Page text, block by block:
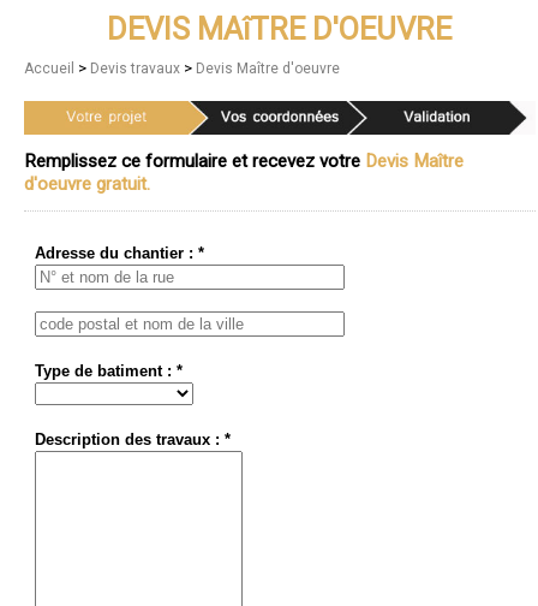
DEVIS MAîTRE D'OEUVRE
Accueil > Devis travaux > Devis Maître d'oeuvre
Remplissez ce formulaire et recevez votre Devis Maître
d'oeuvre gratuit.
Adresse du chantier : *
Type de batiment : *
Description des travaux : *